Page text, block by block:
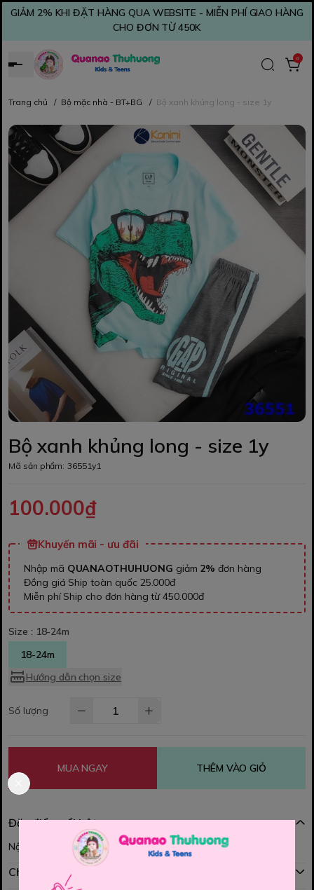
GIẢM 2% KHI ĐẶT HÀNG QUA WEBSITE - MIỄN PHÍ GIAO HÀNG
CHO ĐƠN TỪ 450K
0
Trang chủ / Bộ mặc nhà - BT+BG / Bộ xanh khủng long - size 1y
Bộ xanh khủng long - size 1y
Mã sản phẩm: 36551y1
100.000₫
Khuyến mãi - ưu đãi
Nhập mã QUANAOTHUHUONG giảm 2% đơn hàng
Đồng giá Ship toàn quốc 25.000đ
Miễn phí Ship cho đơn hàng từ 450.000đ
Size : 18-24m
18-24m
Hướng dẫn chọn size
Số lượng
MUA NGAY THÊM VÀO GIỎ
Đặc điểm nổi bật
Nội dung đang được cập nhật
Chính sách mua hàng